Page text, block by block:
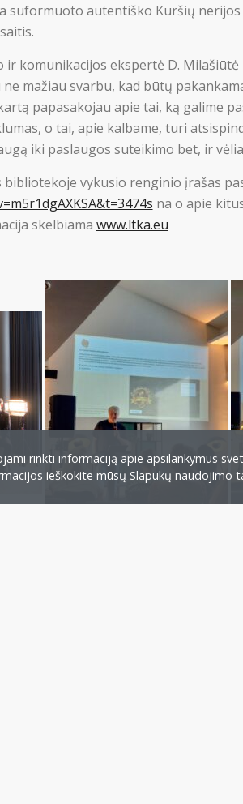
suformuoto autentiško Kuršių
ir komunikacijos ekspertė D.
mažiau svarbu, kad būtų
papasakojau apie tai, ką galime
o tai, apie kalbame, turi
iki paslaugos suteikimo bet, ir
bibliotekoje vykusio renginio įrašas
na o apie
skelbiama www.ltka.eu
rinkti informaciją apie apsilankymus
ieškokite mūsų Slapukų naudojimo